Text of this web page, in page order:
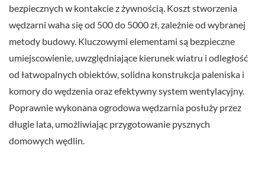
bezpiecznych w kontakcie z żywnością. Koszt stworzenia
wędzarni waha się od 500 do 5000 zł, zależnie od wybranej
metody budowy. Kluczowymi elementami są bezpieczne
umiejscowienie, uwzględniające kierunek wiatru i odległość
od łatwopalnych obiektów, solidna konstrukcja paleniska i
komory do wędzenia oraz efektywny system wentylacyjny.
Poprawnie wykonana ogrodowa wędzarnia posłuży przez
długie lata, umożliwiając przygotowanie pysznych
domowych wędlin.